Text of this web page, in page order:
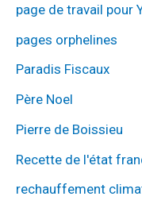
page de travail pour
pages orphelines
Paradis Fiscaux
Père Noel
Pierre de Boissieu
Recette de l'état
rechauffement